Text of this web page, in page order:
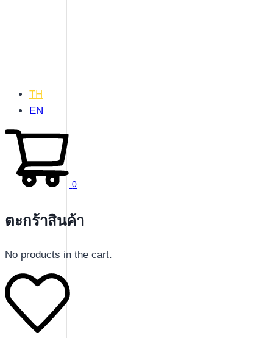
TH
EN
0
ตะกร้าสินค้า
No products in the cart.